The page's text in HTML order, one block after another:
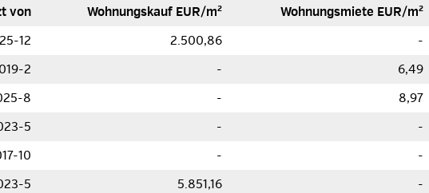
von Woh­nungs­kauf EUR/m² Woh­nungs­miete EUR/m²
12 2.500,86 -
2 - 6,49
8 - 8,97
5 - -
10 - -
5 5.851,16 -